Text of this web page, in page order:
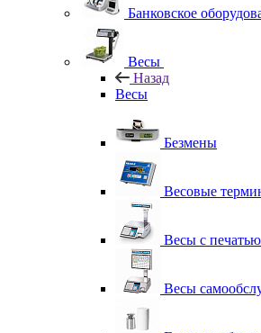
Банковское
Весы
Назад
Весы
Безмены
Весовые
Весы с
Весы